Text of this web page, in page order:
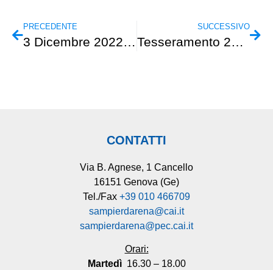
PRECEDENTE
3 Dicembre 2022 – GAMS – Palaguerci Valenza Po
SUCCESSIVO
Tesseramento 2023
CONTATTI
Via B. Agnese, 1 Cancello
16151 Genova (Ge)
Tel./Fax +39 010 466709
sampierdarena@cai.it
sampierdarena@pec.cai.it
Orari:
Martedì 16.30 – 18.00